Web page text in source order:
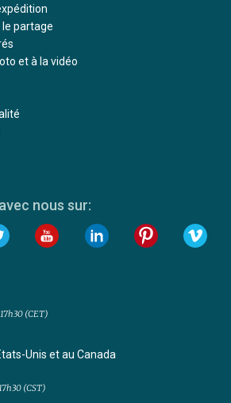
le partage
et à la vidéo
nous sur:
(CET)
Unis et au Canada
(CST)